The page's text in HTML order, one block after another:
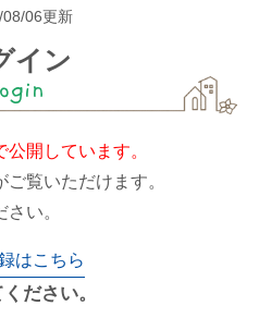
08/06更新
イン
開しています。
覧いただけます。
い。
はこちら
ださい。